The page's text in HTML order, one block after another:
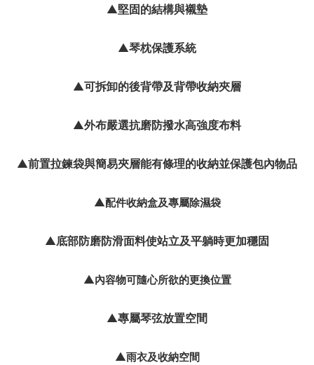
▲堅固的結構與襯墊
▲琴枕保護系統
▲可拆卸的後背帶及背帶收納夾層
▲外布嚴選抗磨防撥水高強度布料
▲前置拉鍊袋與簡易夾層能有條理的收納並保護包內物品
▲配件收納盒及專屬除濕袋
▲底部防磨防滑面料使站立及平躺時更加穩固
▲內容物可隨心所欲的更換位置
▲專屬琴弦放置空間
▲雨衣及收納空間